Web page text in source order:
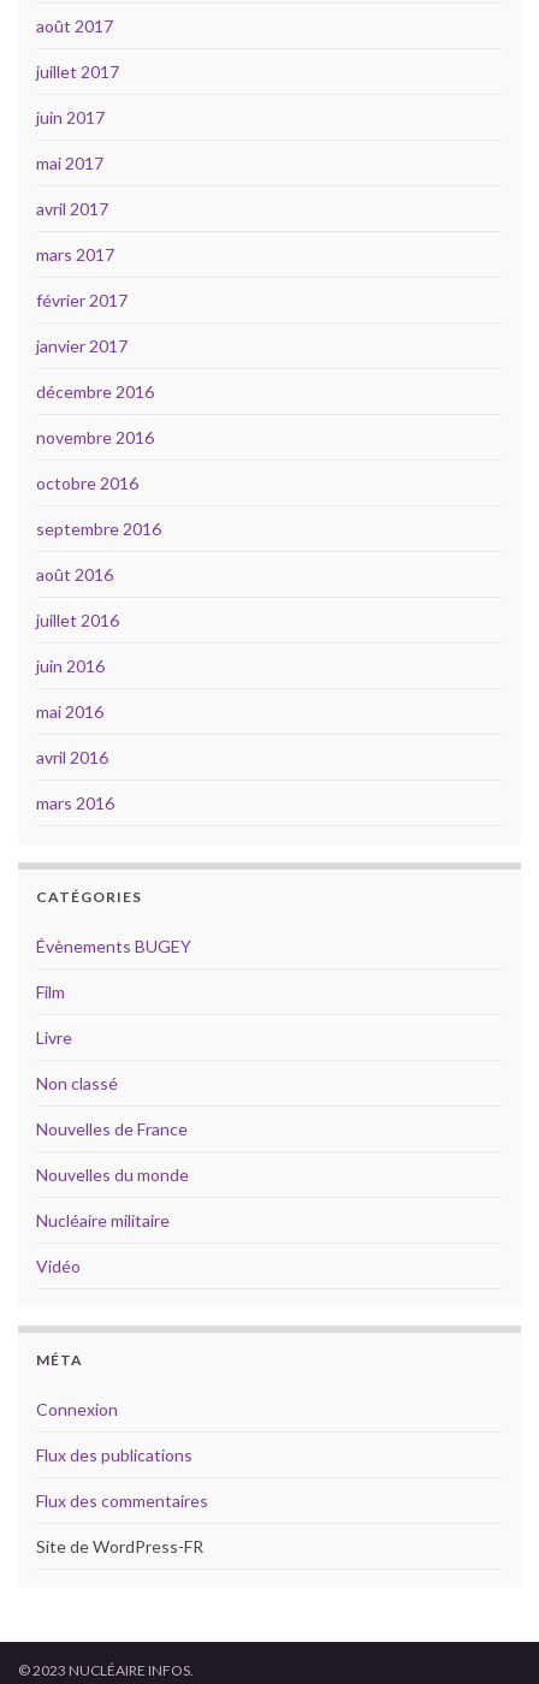
août 2017
juillet 2017
juin 2017
mai 2017
avril 2017
mars 2017
février 2017
janvier 2017
décembre 2016
novembre 2016
octobre 2016
septembre 2016
août 2016
juillet 2016
juin 2016
mai 2016
avril 2016
mars 2016
CATÉGORIES
Évènements BUGEY
Film
Livre
Non classé
Nouvelles de France
Nouvelles du monde
Nucléaire militaire
Vidéo
MÉTA
Connexion
Flux des publications
Flux des commentaires
Site de WordPress-FR
© 2023 NUCLÉAIRE INFOS.